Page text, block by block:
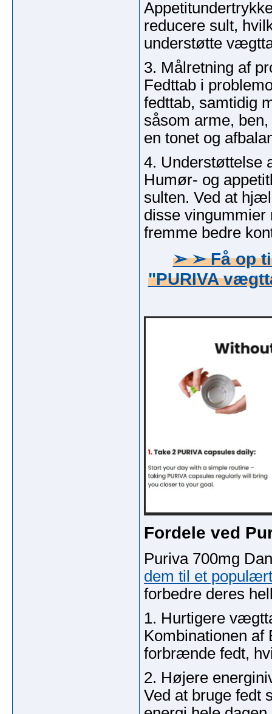
reducere sult,
understøtte
3. Målretning af
Fedttab i
fedttab, samtidig
såsom arme,
en tonet og
4. Understøttelse
Humør- og
sulten. Ved at
disse vingummier
fremme bedre
➢ ➢ Få op
"PURIVA
Fordele ved
Puriva 700mg
dem til et
forbedre deres
1. Hurtigere
Kombinationen af
forbrænde fedt,
2. Højere
Ved at bruge fedt